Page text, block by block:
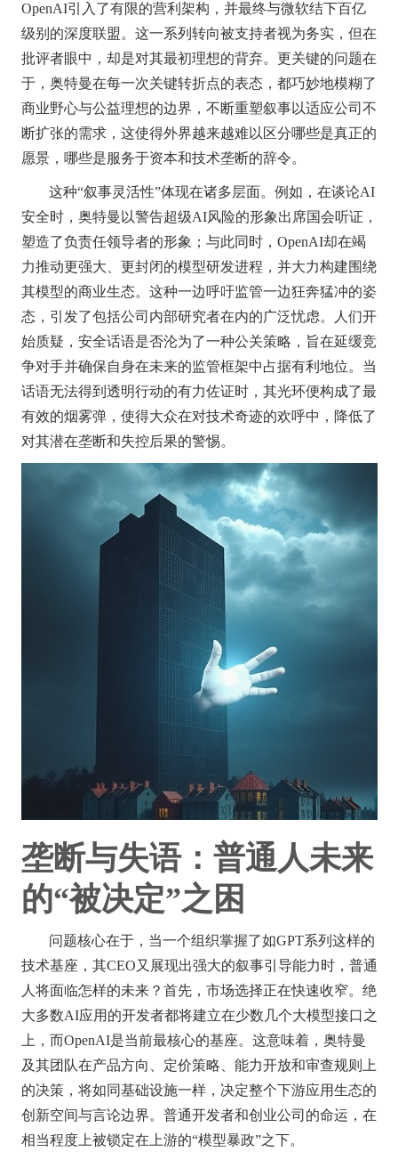
OpenAI引入了有限的营利架构，并最终与微软结下百亿
级别的深度联盟。这一系列转向被支持者视为务实，但在
批评者眼中，却是对其最初理想的背弃。更关键的问题在
于，奥特曼在每一次关键转折点的表态，都巧妙地模糊了
商业野心与公益理想的边界，不断重塑叙事以适应公司不
断扩张的需求，这使得外界越来越难以区分哪些是真正的
愿景，哪些是服务于资本和技术垄断的辞令。
这种“叙事灵活性”体现在诸多层面。例如，在谈论AI
安全时，奥特曼以警告超级AI风险的形象出席国会听证，
塑造了负责任领导者的形象；与此同时，OpenAI却在竭
力推动更强大、更封闭的模型研发进程，并大力构建围绕
其模型的商业生态。这种一边呼吁监管一边狂奔猛冲的姿
态，引发了包括公司内部研究者在内的广泛忧虑。人们开
始质疑，安全话语是否沦为了一种公关策略，旨在延缓竞
争对手并确保自身在未来的监管框架中占据有利地位。当
话语无法得到透明行动的有力佐证时，其光环便构成了最
有效的烟雾弹，使得大众在对技术奇迹的欢呼中，降低了
对其潜在垄断和失控后果的警惕。
垄断与失语：普通人未来
的“被决定”之困
问题核心在于，当一个组织掌握了如GPT系列这样的
技术基座，其CEO又展现出强大的叙事引导能力时，普通
人将面临怎样的未来？首先，市场选择正在快速收窄。绝
大多数AI应用的开发者都将建立在少数几个大模型接口之
上，而OpenAI是当前最核心的基座。这意味着，奥特曼
及其团队在产品方向、定价策略、能力开放和审查规则上
的决策，将如同基础设施一样，决定整个下游应用生态的
创新空间与言论边界。普通开发者和创业公司的命运，在
相当程度上被锁定在上游的“模型暴政”之下。